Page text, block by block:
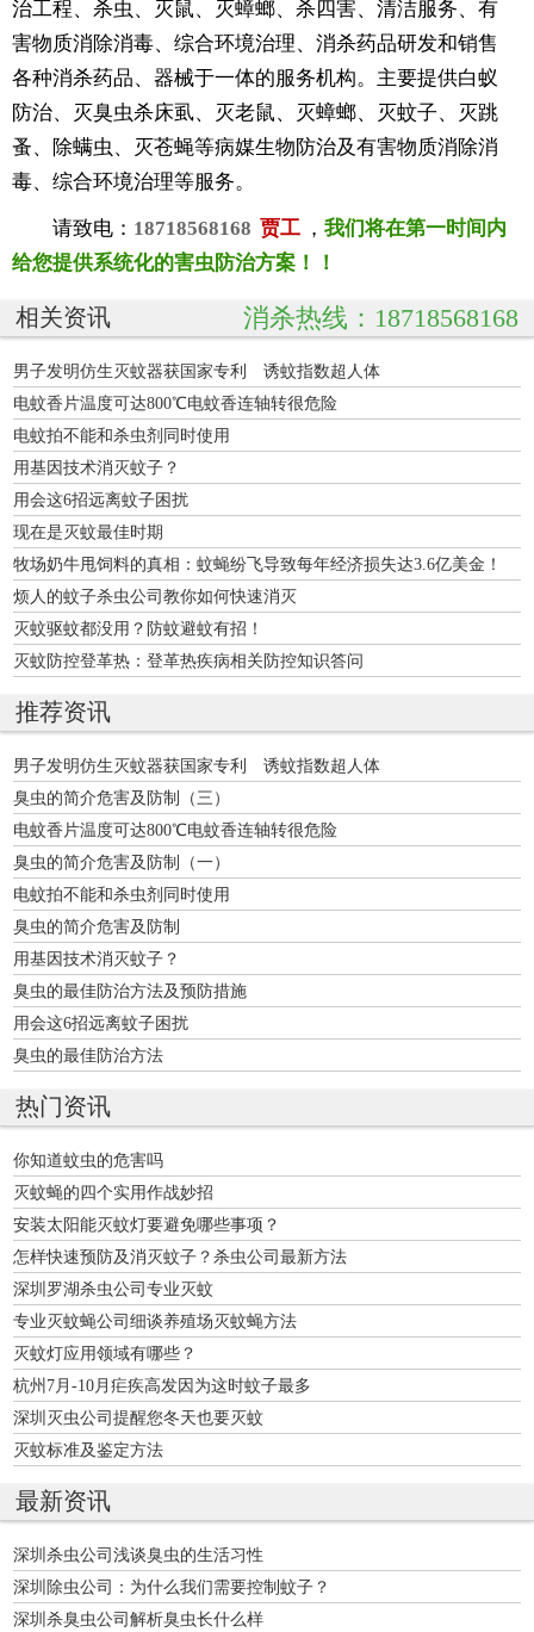
治工程、杀虫、灭鼠、灭蟑螂、杀四害、清洁服务、有
害物质消除消毒、综合环境治理、消杀药品研发和销售
各种消杀药品、器械于一体的服务机构。主要提供白蚁
防治、灭臭虫杀床虱、灭老鼠、灭蟑螂、灭蚊子、灭跳
蚤、除螨虫、灭苍蝇等病媒生物防治及有害物质消除消
毒、综合环境治理等服务。
请致电： 18718568168 贾工 ， 我们将在第一时间内
给您提供系统化的害虫防治方案！！
相关资讯 消杀热线：18718568168
男子发明仿生灭蚊器获国家专利 诱蚊指数超人体
电蚊香片温度可达800℃电蚊香连轴转很危险
电蚊拍不能和杀虫剂同时使用
用基因技术消灭蚊子？
用会这6招远离蚊子困扰
现在是灭蚊最佳时期
牧场奶牛甩饲料的真相：蚊蝇纷飞导致每年经济损失达3.6亿美金！
烦人的蚊子杀虫公司教你如何快速消灭
灭蚊驱蚊都没用？防蚊避蚊有招！
灭蚊防控登革热：登革热疾病相关防控知识答问
推荐资讯
男子发明仿生灭蚊器获国家专利 诱蚊指数超人体
臭虫的简介危害及防制（三）
电蚊香片温度可达800℃电蚊香连轴转很危险
臭虫的简介危害及防制（一）
电蚊拍不能和杀虫剂同时使用
臭虫的简介危害及防制
用基因技术消灭蚊子？
臭虫的最佳防治方法及预防措施
用会这6招远离蚊子困扰
臭虫的最佳防治方法
热门资讯
你知道蚊虫的危害吗
灭蚊蝇的四个实用作战妙招
安装太阳能灭蚊灯要避免哪些事项？
怎样快速预防及消灭蚊子？杀虫公司最新方法
深圳罗湖杀虫公司专业灭蚊
专业灭蚊蝇公司细谈养殖场灭蚊蝇方法
灭蚊灯应用领域有哪些？
杭州7月-10月疟疾高发因为这时蚊子最多
深圳灭虫公司提醒您冬天也要灭蚊
灭蚊标准及鉴定方法
最新资讯
深圳杀虫公司浅谈臭虫的生活习性
深圳除虫公司：为什么我们需要控制蚊子？
深圳杀臭虫公司解析臭虫长什么样